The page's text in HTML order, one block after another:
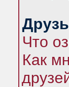
Что
Как